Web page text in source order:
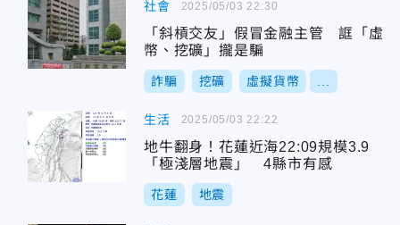
社會
「斜槓交友」假冒金融主管 誆「虛
幣、挖礦」攏是騙
詐騙 挖礦 虛擬貨幣
2025/05/03 22:30
生活
地牛翻身！花蓮近海22:09規模3.9
「極淺層地震」 4縣市有感
花蓮 地震
2025/05/03 22:22